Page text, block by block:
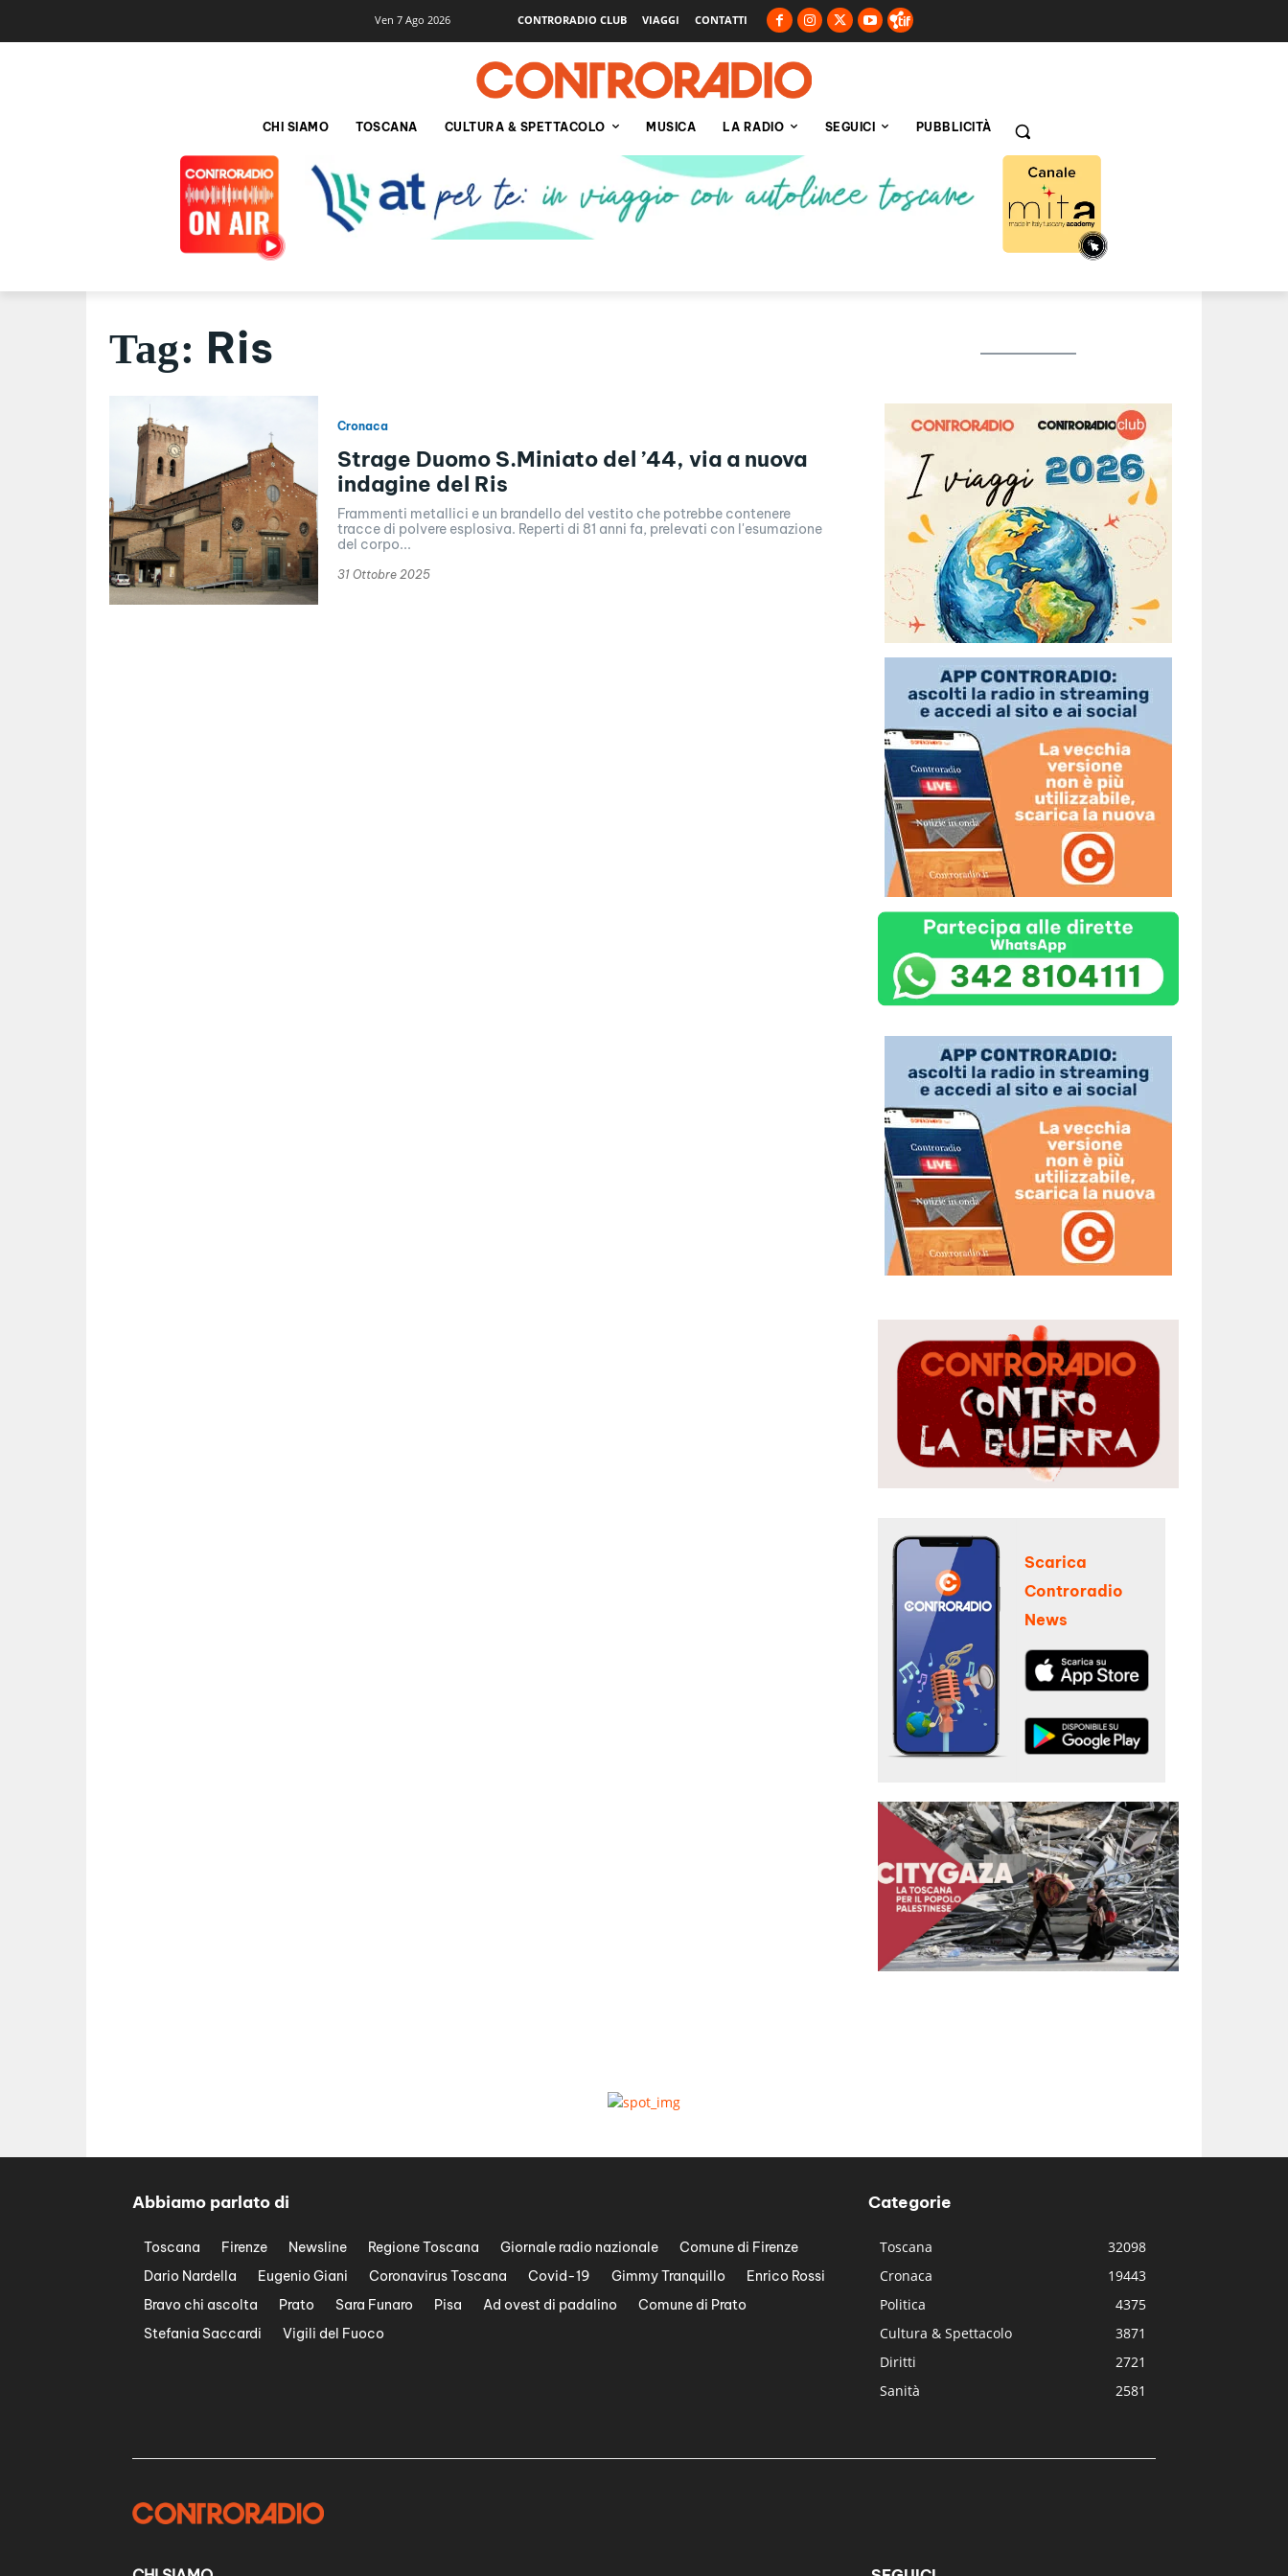
Ven 7 Ago 2026 CONTRORADIO CLUB VIAGGI CONTATTI
CHI SIAMO TOSCANA CULTURA & SPETTACOLO MUSICA LA RADIO SEGUICI PUBBLICITÀ
Tag: Ris
Cronaca
Strage Duomo S.Miniato del ’44, via a nuova
indagine del Ris
Frammenti metallici e un brandello del vestito che potrebbe contenere
tracce di polvere esplosiva. Reperti di 81 anni fa, prelevati con l'esumazione
del corpo...
31 Ottobre 2025
Scarica
Controradio
News
Abbiamo parlato di
Toscana Firenze Newsline Regione Toscana Giornale radio nazionale
Comune di Firenze
Dario Nardella
Eugenio Giani Coronavirus Toscana Covid-19 Gimmy Tranquillo
Enrico Rossi
Bravo chi ascolta
Prato Sara Funaro Pisa Ad ovest di padalino
Comune di Prato
Stefania Saccardi
Vigili del Fuoco
Categorie
Toscana
32098
Cronaca
19443
Politica
4375
Cultura & Spettacolo
3871
Diritti
2721
Sanità
2581